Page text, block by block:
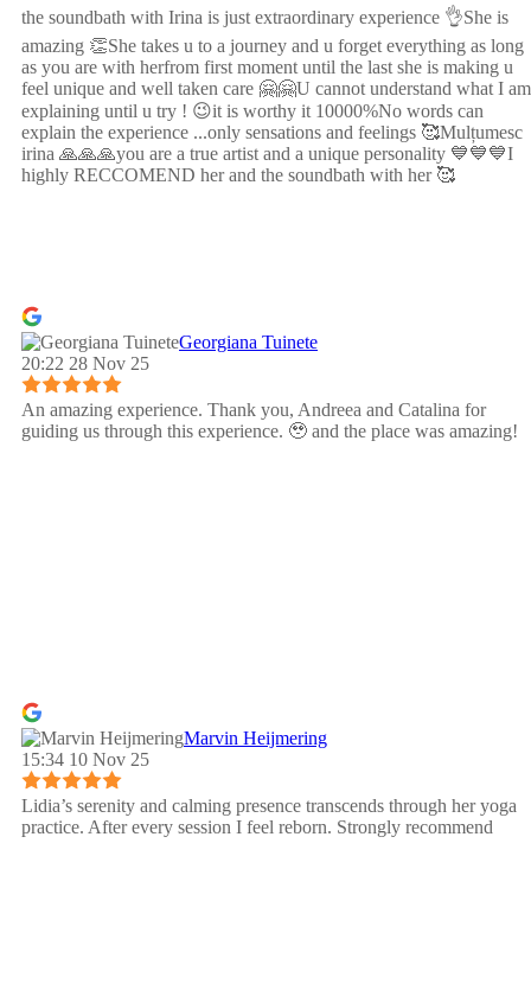
the soundbath with Irina is just extraordinary experience 👌She is
amazing 👏She takes u to a journey and u forget everything as long
as you are with herfrom first moment until the last she is making u
feel unique and well taken care 🤗🤗U cannot understand what I am
explaining until u try ! 😉it is worthy it 10000%No words can
explain the experience ...only sensations and feelings 🥰Mulțumesc
irina 🙏🙏🙏you are a true artist and a unique personality 💙💙💙I
highly RECCOMEND her and the soundbath with her 🥰
Georgiana Tuinete
20:22 28 Nov 25
An amazing experience. Thank you, Andreea and Catalina for
guiding us through this experience. 🥹 and the place was amazing!
Marvin Heijmering
15:34 10 Nov 25
Lidia’s serenity and calming presence transcends through her yoga
practice. After every session I feel reborn. Strongly recommend